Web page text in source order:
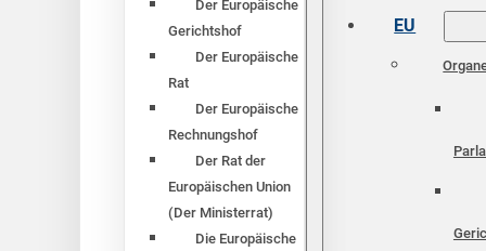
Der Europäische
Gerichtshof
Der Europäische
Rat
Der Europäische
Rechnungshof
Der Rat der
Europäischen Union
(Der Ministerrat)
Die Europäische
EU